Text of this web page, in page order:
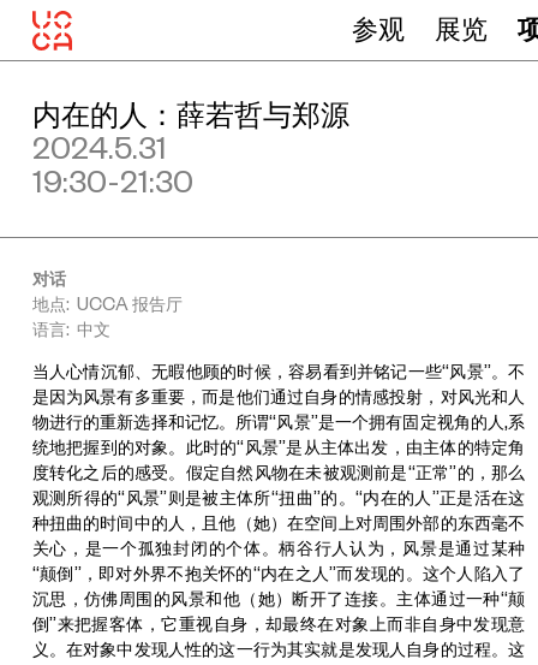
参观 展览
内在的人：薛若哲与郑源
2024.5.31
19:30-21:30
对话
地点: UCCA 报告厅
语言: 中文
当人心情沉郁、无暇他顾的时候，容易看到并铭记一些“风景”。不
是因为风景有多重要，而是他们通过自身的情感投射，对风光和人
物进行的重新选择和记忆。所谓“风景”是一个拥有固定视角的人,系
统地把握到的对象。此时的“风景”是从主体出发，由主体的特定角
度转化之后的感受。假定自然风物在未被观测前是“正常”的，那么
观测所得的“风景”则是被主体所“扭曲”的。“内在的人”正是活在这
种扭曲的时间中的人，且他（她）在空间上对周围外部的东西毫不
关心，是一个孤独封闭的个体。柄谷行人认为，风景是通过某种
“颠倒”，即对外界不抱关怀的“内在之人”而发现的。这个人陷入了
沉思，仿佛周围的风景和他（她）断开了连接。主体通过一种“颠
倒”来把握客体，它重视自身，却最终在对象上而非自身中发现意
义。在对象中发现人性的这一行为其实就是发现人自身的过程。这